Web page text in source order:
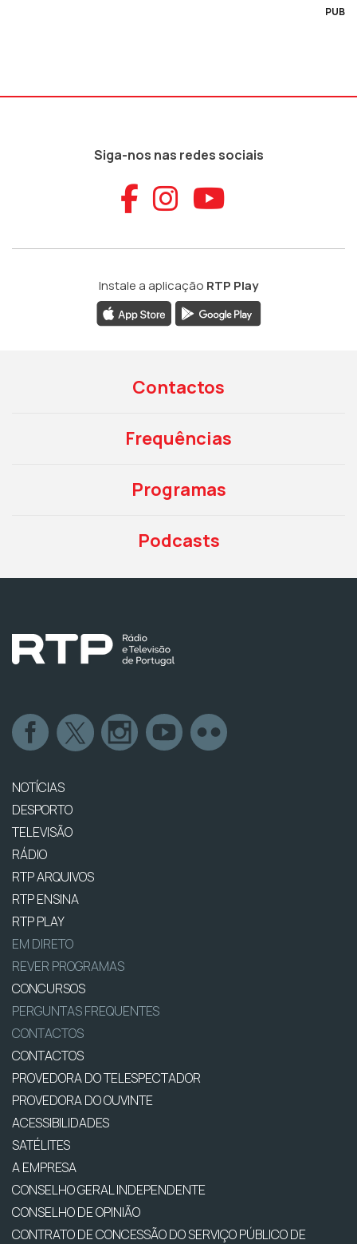
PUB
Siga-nos nas redes sociais
Aceder ao
Aceder ao
Aceder
Instale a aplicação RTP Play
Contactos
Frequências
Programas
Podcasts
NOTÍCIAS
DESPORTO
TELEVISÃO
RÁDIO
RTP ARQUIVOS
RTP ENSINA
RTP PLAY
EM DIRETO
REVER PROGRAMAS
CONCURSOS
PERGUNTAS FREQUENTES
CONTACTOS
CONTACTOS
PROVEDORA DO TELESPECTADOR
PROVEDORA DO OUVINTE
ACESSIBILIDADES
SATÉLITES
A EMPRESA
CONSELHO GERAL INDEPENDENTE
CONSELHO DE OPINIÃO
CONTRATO DE CONCESSÃO DO SERVIÇO PÚBLICO DE